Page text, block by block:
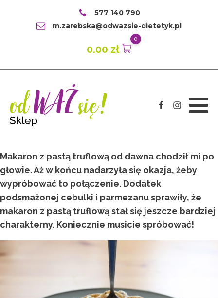
577 140 790
m.zarebska@odwazsie-dietetyk.pl
0.00 zł
0
Makaron z pastą truflową od dawna chodził mi po
głowie. Aż w końcu nadarzyła się okazja, żeby
wypróbować to połączenie. Dodatek
podsmażonej cebulki i parmezanu sprawiły, że
makaron z pastą truflową stał się jeszcze bardziej
charakterny. Koniecznie musicie spróbować!